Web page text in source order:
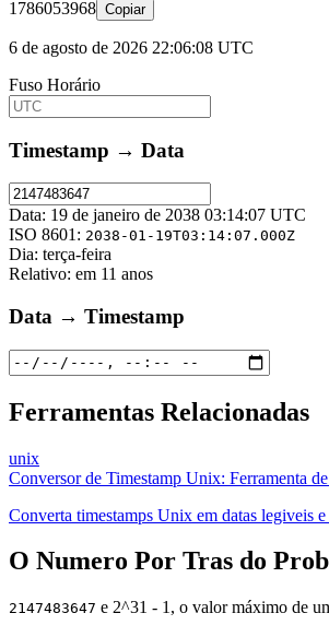
1786053968 Copiar
6 de agosto de 2026 22:06:08 UTC
Fuso Horário
Timestamp → Data
Data: 19 de janeiro de 2038 03:14:07 UTC
ISO 8601: 2038-01-19T03:14:07.000Z
Dia: terça-feira
Relativo: em 11 anos
Data → Timestamp
Ferramentas Relacionadas
unix
Conversor de Timestamp Unix: Ferramenta
Converta timestamps Unix em datas legiveis
O Numero Por Tras do
2147483647 e 2^31 - 1, o valor máximo de